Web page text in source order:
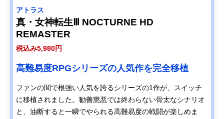
アトラス
真・女神転生Ⅲ NOCTURNE HD
REMASTER
税込み5,980円
高難易度RPGシリーズの人気作を完全移植
ファンの間で根強い人気を誇るシリーズの1作が、スイッチ
に移植されました。勧善懲悪では終わらない骨太なシナリオ
と、油断すると一瞬でやられる高難易度の戦闘が楽しめま